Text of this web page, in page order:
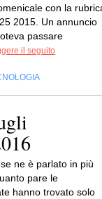
con la
2015. Un annuncio
passare
il seguito
ne è parlato in più
pare le
hanno trovato solo